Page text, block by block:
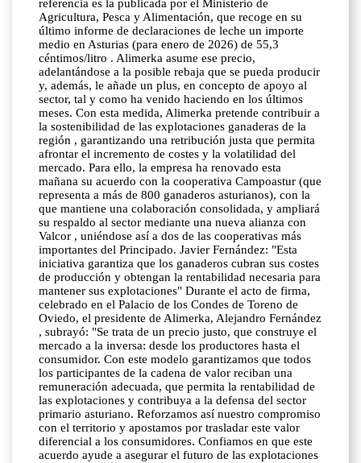
referencia es la publicada por el Ministerio de
Agricultura, Pesca y Alimentación, que recoge en su
último informe de declaraciones de leche un importe
medio en Asturias (para enero de 2026) de 55,3
céntimos/litro . Alimerka asume ese precio,
adelantándose a la posible rebaja que se pueda producir
y, además, le añade un plus, en concepto de apoyo al
sector, tal y como ha venido haciendo en los últimos
meses. Con esta medida, Alimerka pretende contribuir a
la sostenibilidad de las explotaciones ganaderas de la
región , garantizando una retribución justa que permita
afrontar el incremento de costes y la volatilidad del
mercado. Para ello, la empresa ha renovado esta
mañana su acuerdo con la cooperativa Campoastur (que
representa a más de 800 ganaderos asturianos), con la
que mantiene una colaboración consolidada, y ampliará
su respaldo al sector mediante una nueva alianza con
Valcor , uniéndose así a dos de las cooperativas más
importantes del Principado. Javier Fernández: "Esta
iniciativa garantiza que los ganaderos cubran sus costes
de producción y obtengan la rentabilidad necesaria para
mantener sus explotaciones" Durante el acto de firma,
celebrado en el Palacio de los Condes de Toreno de
Oviedo, el presidente de Alimerka, Alejandro Fernández
, subrayó: "Se trata de un precio justo, que construye el
mercado a la inversa: desde los productores hasta el
consumidor. Con este modelo garantizamos que todos
los participantes de la cadena de valor reciban una
remuneración adecuada, que permita la rentabilidad de
las explotaciones y contribuya a la defensa del sector
primario asturiano. Reforzamos así nuestro compromiso
con el territorio y apostamos por trasladar este valor
diferencial a los consumidores. Confiamos en que este
acuerdo ayude a asegurar el futuro de las explotaciones